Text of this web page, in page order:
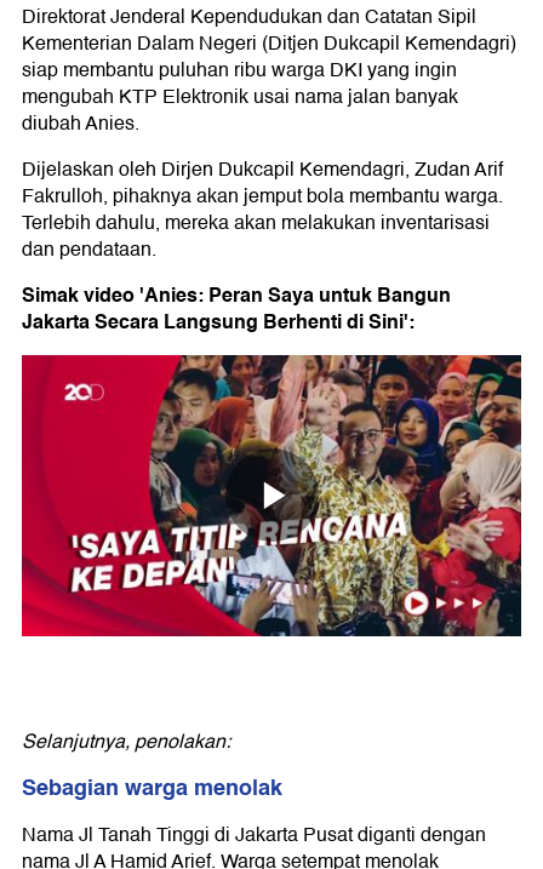
Direktorat Jenderal Kependudukan dan Catatan Sipil
Kementerian Dalam Negeri (Ditjen Dukcapil Kemendagri)
siap membantu puluhan ribu warga DKI yang ingin
mengubah KTP Elektronik usai nama jalan banyak
diubah Anies.
Dijelaskan oleh Dirjen Dukcapil Kemendagri, Zudan Arif
Fakrulloh, pihaknya akan jemput bola membantu warga.
Terlebih dahulu, mereka akan melakukan inventarisasi
dan pendataan.
Simak video 'Anies: Peran Saya untuk Bangun
Jakarta Secara Langsung Berhenti di Sini':
Selanjutnya, penolakan:
Sebagian warga menolak
Nama Jl Tanah Tinggi di Jakarta Pusat diganti dengan
nama Jl A Hamid Arief. Warga setempat menolak